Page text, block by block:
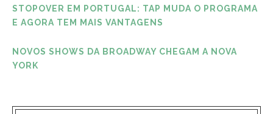
STOPOVER EM PORTUGAL: TAP MUDA O PROGRAMA
E AGORA TEM MAIS VANTAGENS
NOVOS SHOWS DA BROADWAY CHEGAM A NOVA
YORK